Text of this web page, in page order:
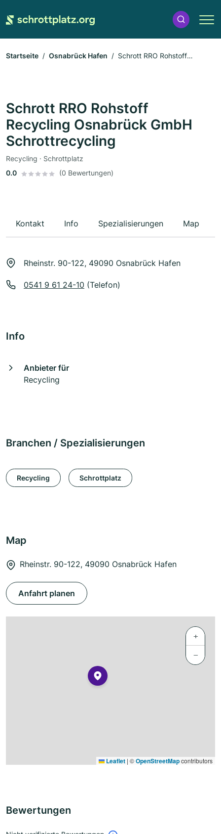
Startseite Osnabrück Hafen
Schrott RRO Rohstoff
Schrott RRO Rohstoff
Recycling Osnabrück GmbH
Schrottrecycling
Recycling · Schrottplatz
0.0
(0 Bewertungen)
Kontakt Info Spezialisierungen Map
Rheinstr. 90-122, 49090 Osnabrück Hafen
0541 9 61 24-10 (Telefon)
Info
Anbieter für
Recycling
Branchen / Spezialisierungen
Recycling Schrottplatz
Map
Rheinstr. 90-122, 49090 Osnabrück Hafen
Anfahrt planen
+
−
Leaflet | ©OpenStreetMapcontributors
Bewertungen